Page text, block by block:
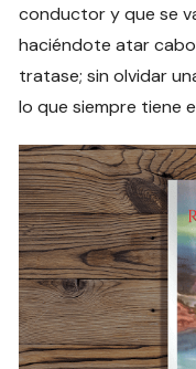
conductor y que se
haciéndote atar
tratase; sin olvidar
lo que siempre tiene